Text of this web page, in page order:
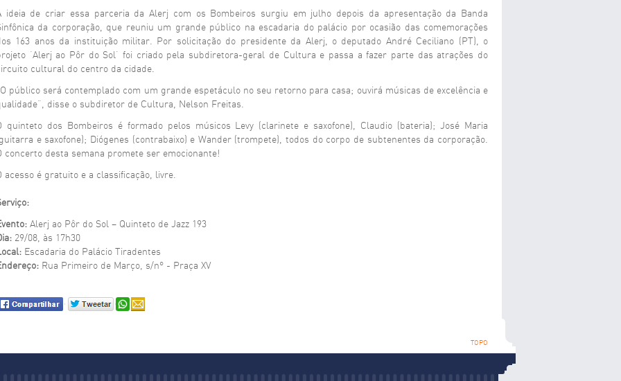
ideia de criar essa parceria da Alerj com os Bombeiros surgiu em julho depois da apresentação da Banda
da corporação, que reuniu um grande público na escadaria do palácio por ocasião das comemorações
163 anos da instituição militar. Por solicitação do presidente da Alerj, o deputado André Ceciliano (PT), o
‘Alerj ao Pôr do Sol’ foi criado pela subdiretora-geral de Cultura e passa a fazer parte das atrações do
cultural do centro da cidade.
público será contemplado com um grande espetáculo no seu retorno para casa; ouvirá músicas de excelência e
disse o subdiretor de Cultura, Nelson Freitas.
quinteto dos Bombeiros é formado pelos músicos Levy (clarinete e saxofone), Claudio (bateria); José Maria
e saxofone); Diógenes (contrabaixo) e Wander (trompete), todos do corpo de subtenentes da corporação.
concerto desta semana promete ser emocionante!
acesso é gratuito e a classificação, livre.
Alerj ao Pôr do Sol – Quinteto de Jazz 193
29/08, às 17h30
Escadaria do Palácio Tiradentes
Rua Primeiro de Março, s/nº - Praça XV
TOPO